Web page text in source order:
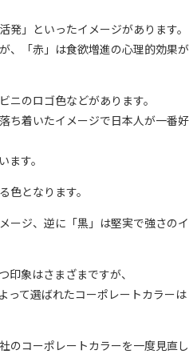
発」といったイメージがあります。
、「赤」は食欲増進の心理的効果が
ニのロゴ色などがあります。
ち着いたイメージで日本人が一番好
す。
色となります。
ージ、逆に「黒」は堅実で強さのイ
印象はさまざまですが、
って選ばれたコーポレートカラーは
のコーポレートカラーを一度見直し